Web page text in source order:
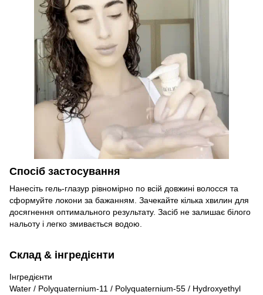
Спосіб застосування
Нанесіть гель-глазур рівномірно по всій довжині волосся та
сформуйте локони за бажанням. Зачекайте кілька хвилин для
досягнення оптимального результату. Засіб не залишає білого
нальоту і легко змивається водою.
Склад & інгредієнти
Інгредієнти
Water / Polyquaternium-11 / Polyquaternium-55 / Hydroxyethyl